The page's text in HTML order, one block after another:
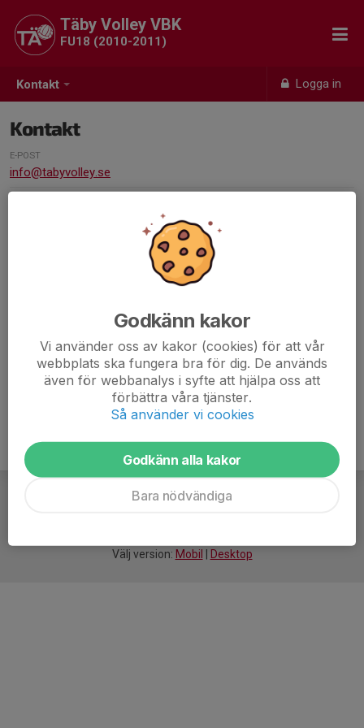
Kontakt Logga in
Täby Volley VBK
FU18 (2010-2011)
Kontakt
E-POST
info@tabyvolley.se
Välj version: Mobil Desktop
Godkänn kakor
Vi använder oss av kakor (cookies) för att vår
webbplats ska fungera bra för dig. De används
även för webbanalys i syfte att hjälpa oss att
förbättra våra tjänster.
Så använder vi cookies
Godkänn alla kakor
Bara nödvändiga